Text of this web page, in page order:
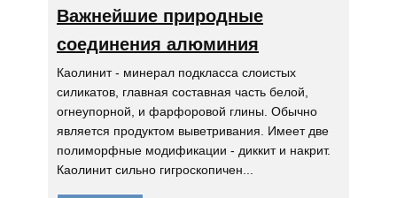
Важнейшие природные
соединения алюминия
Каолинит - минерал подкласса слоистых
силикатов, главная составная часть белой,
огнеупорной, и фарфоровой глины. Обычно
является продуктом выветривания. Имеет две
полиморфные модификации - диккит и накрит.
Каолинит сильно гигроскопичен...